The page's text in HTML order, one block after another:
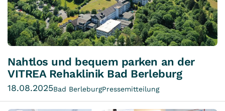
Nahtlos und bequem parken an der
VITREA Rehaklinik Bad Berleburg
18.08.2025Bad BerleburgPressemitteilung